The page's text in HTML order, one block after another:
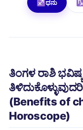
ಧನು
ತಿಂಗಳ ರಾಶಿ
(Benefits of
Horoscope)